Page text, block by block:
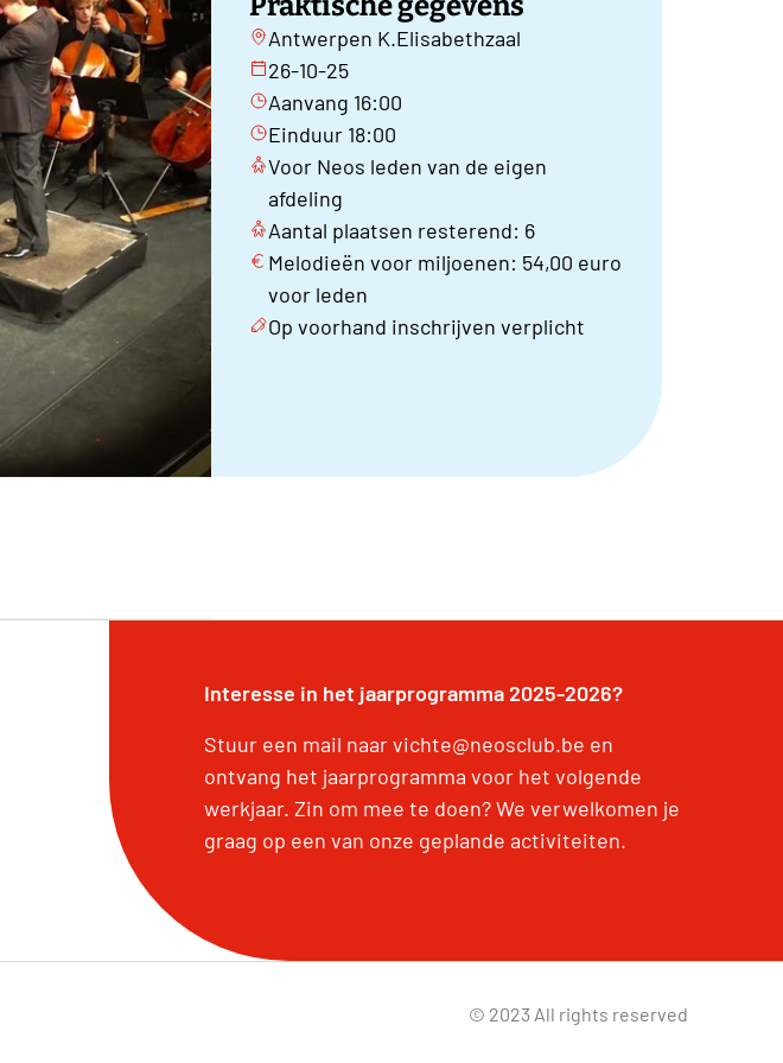
Antwerpen K.Elisabethzaal
26-10-25
Aanvang 16:00
Einduur 18:00
Voor Neos leden van de eigen
afdeling
Aantal plaatsen resterend: 6
Melodieën voor miljoenen: 54,00 euro
voor leden
Op voorhand inschrijven verplicht
Interesse in het jaarprogramma 2025-2026?
Stuur een mail naar vichte@neosclub.be en
ontvang het jaarprogramma voor het volgende
werkjaar. Zin om mee te doen? We verwelkomen je
graag op een van onze geplande activiteiten.
© 2023 All rights reserved